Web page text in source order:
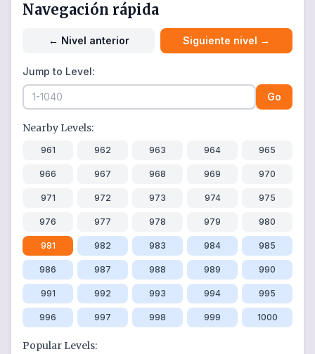
Navegación rápida
← Nivel anterior Siguiente nivel →
Jump to Level:
Go
Nearby Levels:
961 962 963 964 965
966 967 968 969 970
971 972 973 974 975
976 977 978 979 980
981 982 983 984 985
986 987 988 989 990
991 992 993 994 995
996 997 998 999 1000
Popular Levels: